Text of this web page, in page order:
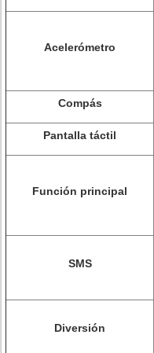
Acelerómetro
Compás
Pantalla táctil
Función principal
SMS
Diversión